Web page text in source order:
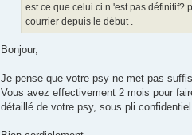
est ce que celui ci n 'est pas définitif?
courrier depuis le début .
Bonjour,
Je pense que votre psy ne met pas
Vous avez effectivement 2 mois pour
détaillé de votre psy, sous pli